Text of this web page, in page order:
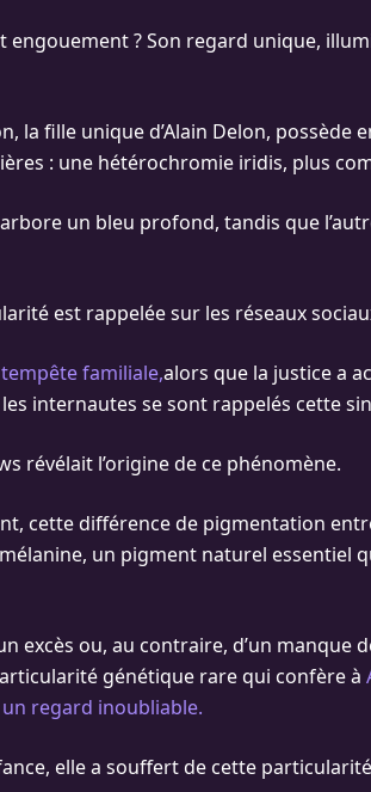
engouement ? Son regard unique,
la fille unique d’Alain Delon,
: une hétérochromie iridis, plus
arbore un bleu profond, tandis que
est rappelée sur les réseaux
familiale,alors que la justice a
internautes se sont rappelés cette
révélait l’origine de ce phénomène.
cette différence de pigmentation
un pigment naturel essentiel
excès ou, au contraire, d’un manque
génétique rare qui confère à
regard inoubliable.
elle a souffert de cette